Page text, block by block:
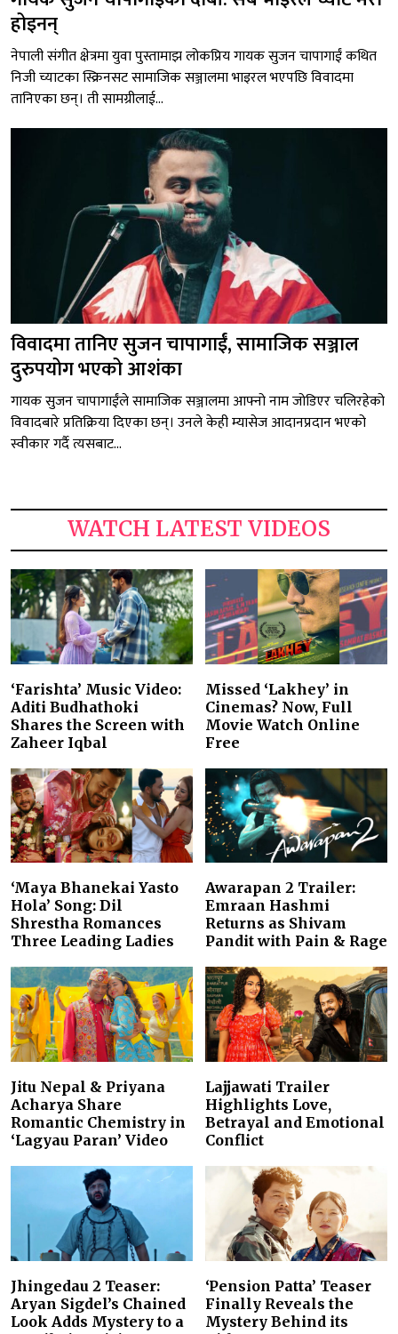
होइनन्
नेपाली संगीत क्षेत्रमा युवा पुस्तामाझ लोकप्रिय गायक सुजन चापागाईं कथित
निजी च्याटका स्क्रिनसट सामाजिक सञ्जालमा भाइरल भएपछि विवादमा
तानिएका छन्। ती सामग्रीलाई...
विवादमा तानिए सुजन चापागाईं, सामाजिक सञ्जाल
दुरुपयोग भएको आशंका
गायक सुजन चापागाईंले सामाजिक सञ्जालमा आफ्नो नाम जोडिएर चलिरहेको
विवादबारे प्रतिक्रिया दिएका छन्। उनले केही म्यासेज आदानप्रदान भएको
स्वीकार गर्दै त्यसबाट...
WATCH LATEST VIDEOS
‘Farishta’ Music Video:
Aditi Budhathoki
Shares the Screen with
Zaheer Iqbal
Missed ‘Lakhey’ in
Cinemas? Now, Full
Movie Watch Online
Free
‘Maya Bhanekai Yasto
Hola’ Song: Dil
Shrestha Romances
Three Leading Ladies
Awarapan 2 Trailer:
Emraan Hashmi
Returns as Shivam
Pandit with Pain & Rage
Jitu Nepal & Priyana
Acharya Share
Romantic Chemistry in
‘Lagyau Paran’ Video
Lajjawati Trailer
Highlights Love,
Betrayal and Emotional
Conflict
Jhingedau 2 Teaser:
Aryan Sigdel’s Chained
Look Adds Mystery to a
‘Pension Patta’ Teaser
Finally Reveals the
Mystery Behind its